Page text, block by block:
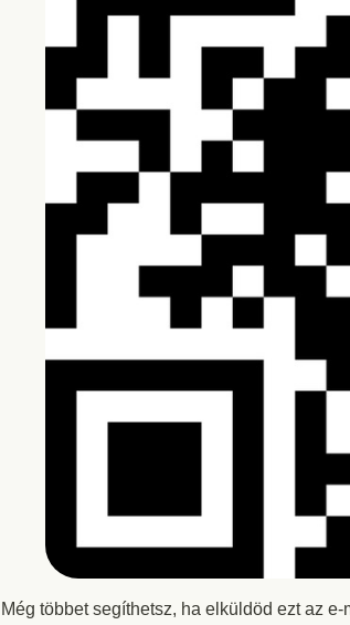
Még többet segíthetsz, ha elküldöd ezt az